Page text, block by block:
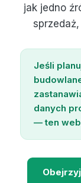
jak jedno
sprzedaż,
Jeśli
danych
— ten